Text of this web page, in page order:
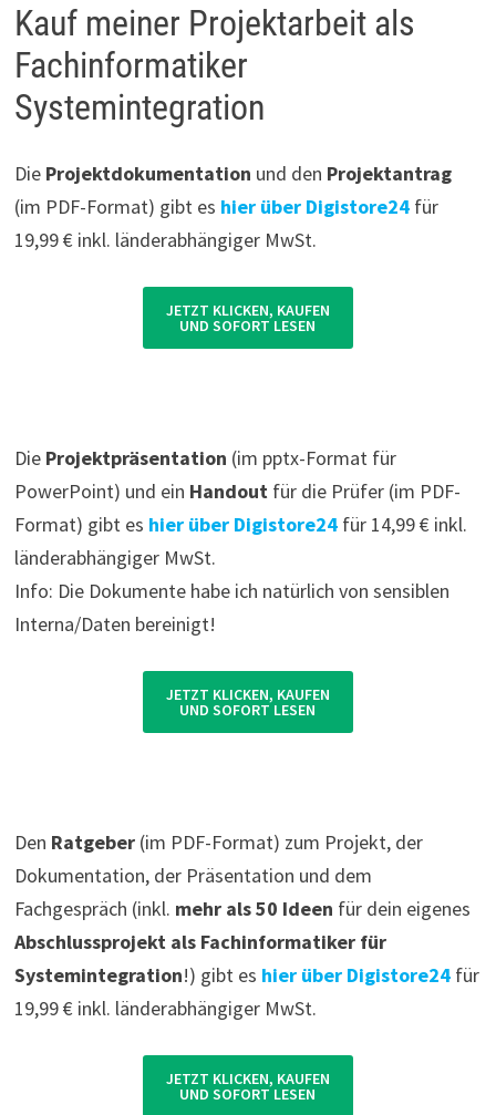
Kauf meiner Projektarbeit als
Fachinformatiker
Systemintegration
Die Projektdokumentation und den Projektantrag
(im PDF-Format) gibt es hier über Digistore24für
19,99 € inkl. länderabhängiger MwSt.
JETZT KLICKEN, KAUFEN
UND SOFORT LESEN
Die Projektpräsentation (im pptx-Format für
PowerPoint) und ein Handoutfür die Prüfer (im PDF-
Format) gibt es hier über Digistore24für 14,99 € inkl.
länderabhängiger MwSt.
Info: Die Dokumente habe ich natürlich von sensiblen
Interna/Daten bereinigt!
JETZT KLICKEN, KAUFEN
UND SOFORT LESEN
Den Ratgeber(im PDF-Format) zum Projekt, der
Dokumentation, der Präsentation und dem
Fachgespräch (inkl. mehr als 50 Ideen für dein eigenes
Abschlussprojekt als Fachinformatiker für
Systemintegration!) gibt es hier über Digistore24für
19,99 € inkl. länderabhängiger MwSt.
JETZT KLICKEN, KAUFEN
UND SOFORT LESEN